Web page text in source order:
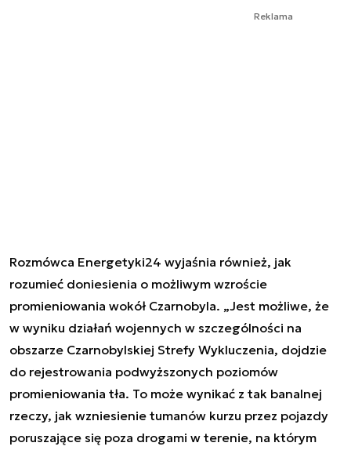
Reklama
Rozmówca Energetyki24 wyjaśnia również, jak
rozumieć doniesienia o możliwym wzroście
promieniowania wokół Czarnobyla. „Jest możliwe, że
w wyniku działań wojennych w szczególności na
obszarze Czarnobylskiej Strefy Wykluczenia, dojdzie
do rejestrowania podwyższonych poziomów
promieniowania tła. To może wynikać z tak banalnej
rzeczy, jak wzniesienie tumanów kurzu przez pojazdy
poruszające się poza drogami w terenie, na którym